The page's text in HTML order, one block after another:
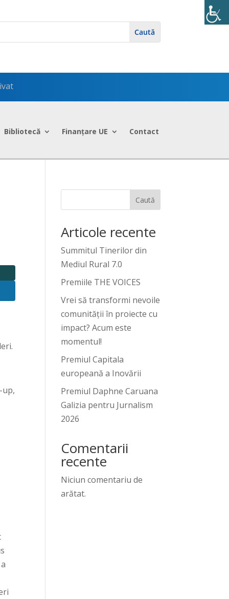
Bibliotecă Finanțare UE Contact
up,
Caută
Articole recente
Summitul Tinerilor din
Mediul Rural 7.0
Premiile THE VOICES
Vrei să transformi nevoile
comunității în proiecte cu
impact? Acum este
momentul!
Premiul Capitala
europeană a Inovării
Premiul Daphne Caruana
Galizia pentru Jurnalism
2026
Comentarii
recente
Niciun comentariu de
arătat.